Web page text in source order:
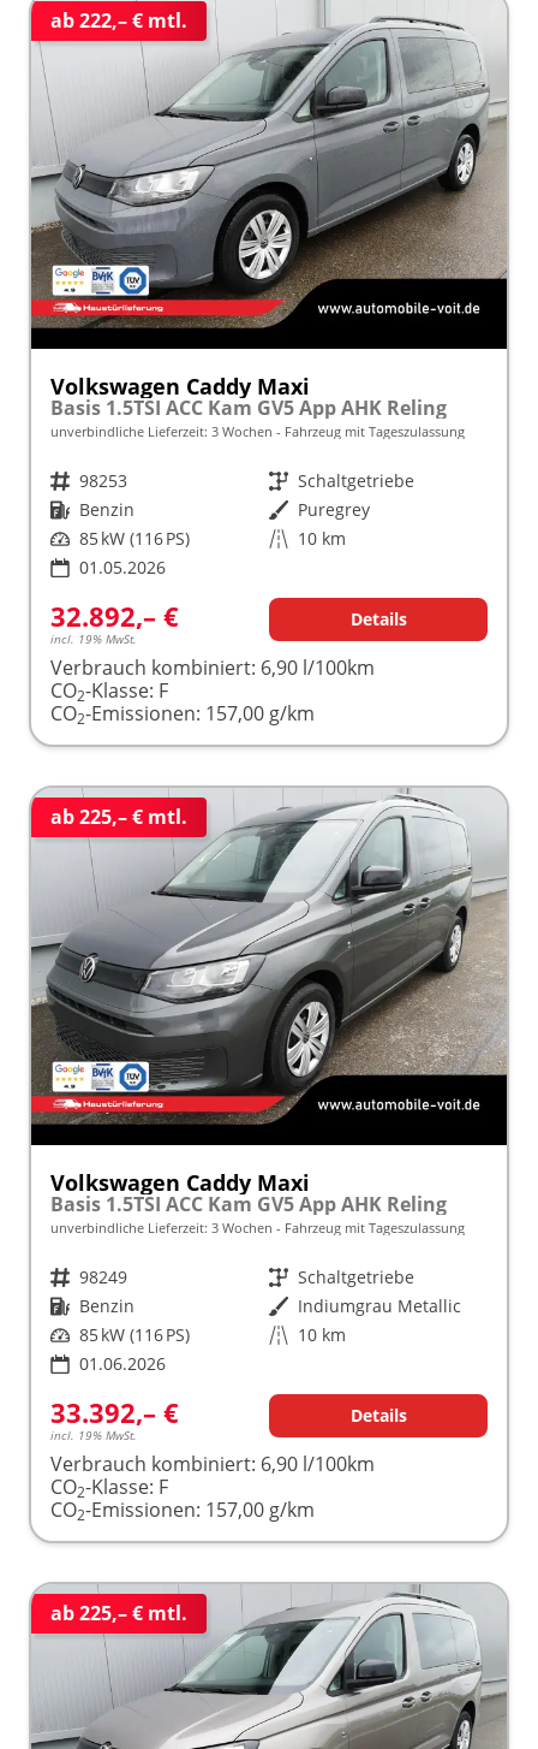
ab 222,– € mtl.
Volkswagen Caddy Maxi
Basis 1.5TSI ACC Kam GV5 App AHK Reling
unverbindliche Lieferzeit: 3 Wochen Fahrzeug mit Tageszulassung
Fahrzeugnr. 98253 Getriebe Schaltgetriebe
Kraftstoff Benzin Außenfarbe Puregrey
Leistung 85 kW (116 PS) Kilometerstand 10 km
01.05.2026
32.892,– €
incl. 19% MwSt.
Details
Verbrauch kombiniert: 6,90 l/100km
CO2-Klasse: F
CO2-Emissionen: 157,00 g/km
ab 225,– € mtl.
Volkswagen Caddy Maxi
Basis 1.5TSI ACC Kam GV5 App AHK Reling
unverbindliche Lieferzeit: 3 Wochen Fahrzeug mit Tageszulassung
Fahrzeugnr. 98249 Getriebe Schaltgetriebe
Kraftstoff Benzin Außenfarbe Indiumgrau Metallic
Leistung 85 kW (116 PS) Kilometerstand 10 km
01.06.2026
33.392,– €
incl. 19% MwSt.
Details
Verbrauch kombiniert: 6,90 l/100km
CO2-Klasse: F
CO2-Emissionen: 157,00 g/km
ab 225,– € mtl.